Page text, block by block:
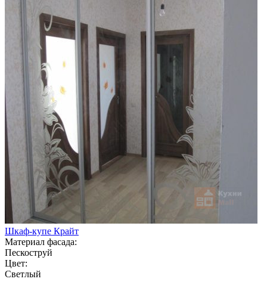
Шкаф-купе Крайт
Материал фасада:
Пескоструй
Цвет:
Светлый